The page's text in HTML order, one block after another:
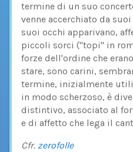
termine di un suo
venne accerchiato da
suoi occhi apparivano,
piccoli sorci ("topi" in
forze dell'ordine che
stare, sono carini,
termine, inizialmente
in modo scherzoso, è
distintivo, associato al
e di affetto che lega il
Cfr. zerofolle